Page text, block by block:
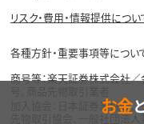
リスク・費用・情報提供につい
各種方針・重要事項等につい
商号等：楽天証券株式会社／
加入協会：日本証券業協会
先物取引協会、一般社団法
お金